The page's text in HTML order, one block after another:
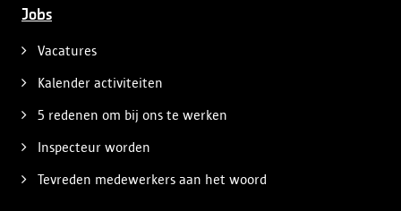
Jobs
Vacatures
Kalender activiteiten
5 redenen om bij ons te werken
Inspecteur worden
Tevreden medewerkers aan het woord